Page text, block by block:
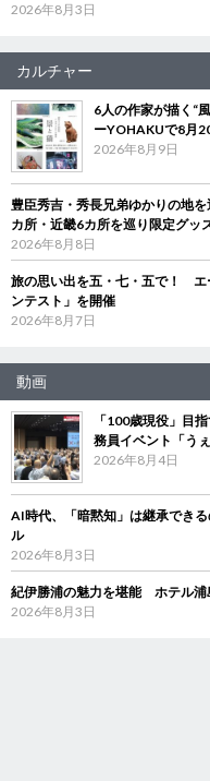
2026年8月3日
カルチャー
6人の作家が描く“
ーYOHAKUで8月
2026年8月9日
豊臣秀吉・秀長兄弟ゆかりの地
カ所・近畿6カ所を巡り限定グッ
2026年8月8日
旅の思い出を五・七・五で！ エ
ンテスト」を開催
2026年8月7日
動画
「100歳現役」目
務員イベント「う
2026年8月4日
AI時代、「暗黙知」は継承でき
ル
2026年8月3日
紀伊勝浦の魅力を堪能 ホテル浦
2026年8月3日